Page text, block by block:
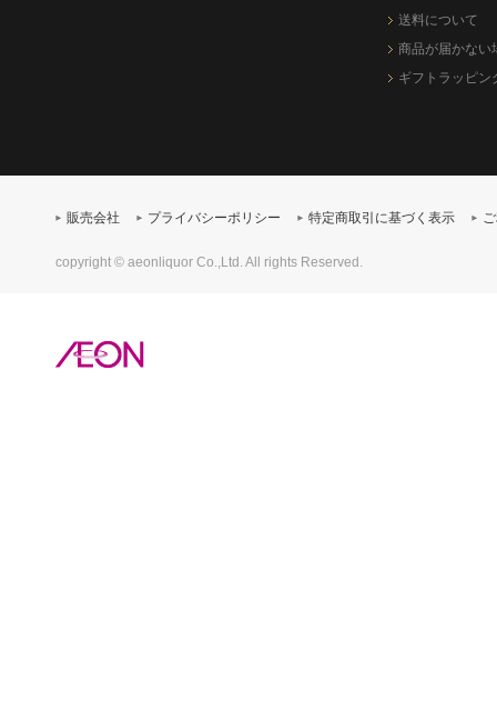
送料について
商品が届かない
ギフトラッピン
販売会社 プライバシーポリシー 特定商取引に基づく表示
copyright © aeonliquor Co.,Ltd. All rights Reserved.